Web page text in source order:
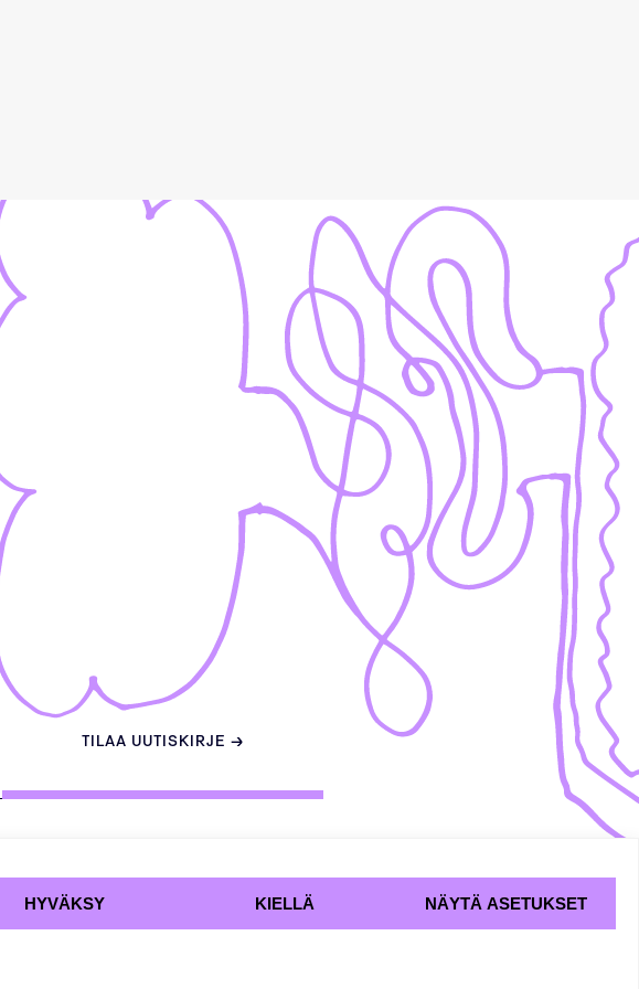
HYVÄKSY KIELLÄ NÄYTÄ ASETUKSET
TILAA UUTISKIRJE →